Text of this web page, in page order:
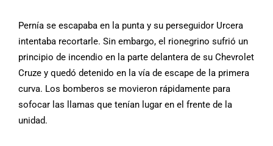
Pernía se escapaba en la punta y su perseguidor Urcera
intentaba recortarle. Sin embargo, el rionegrino sufrió un
principio de incendio en la parte delantera de su Chevrolet
Cruze y quedó detenido en la vía de escape de la primera
curva. Los bomberos se movieron rápidamente para
sofocar las llamas que tenían lugar en el frente de la
unidad.